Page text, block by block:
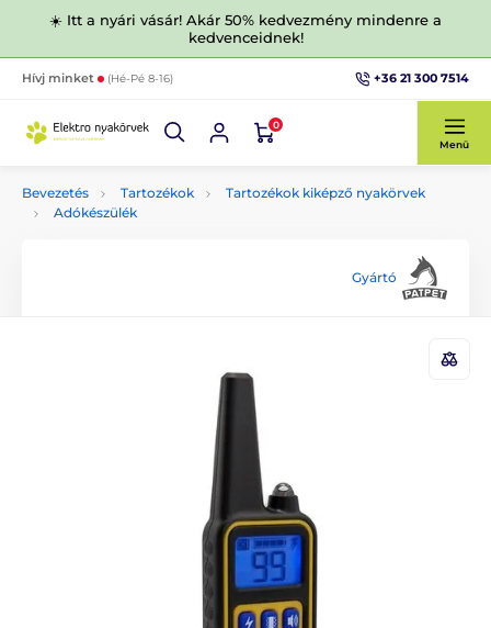
☀️ Itt a nyári vásár! Akár 50% kedvezmény mindenre a
kedvenceidnek!
Hívj minket (Hé-Pé 8-16) +36 21 300 7514
0
Menü
Bevezetés Tartozékok
Tartozékok kiképző nyakörvek
Adókészülék
Gyártó